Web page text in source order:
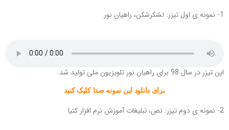
1- نمونه ی اول تیزر: لشکرشکن، راهیان نور
این تیزر در سال 98 برای راهیان نور تلویزیون ملی تولید شد.
برای دانلود این نمونه صدا کلیک کنید
2- نمونه ی دوم تیزر: نص، تبلیغات آموزش نرم افزار کتیا